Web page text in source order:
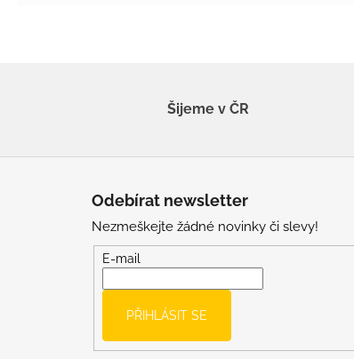
Šijeme v ČR
Odebírat newsletter
Nezmeškejte žádné novinky či slevy!
E-mail
PŘIHLÁSIT SE